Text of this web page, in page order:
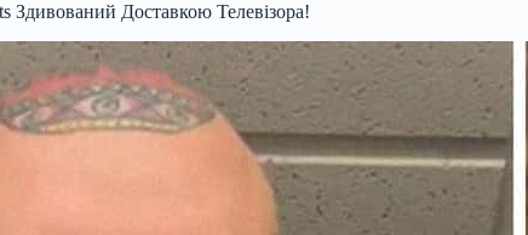
Здивований Доставкою Телевізора!